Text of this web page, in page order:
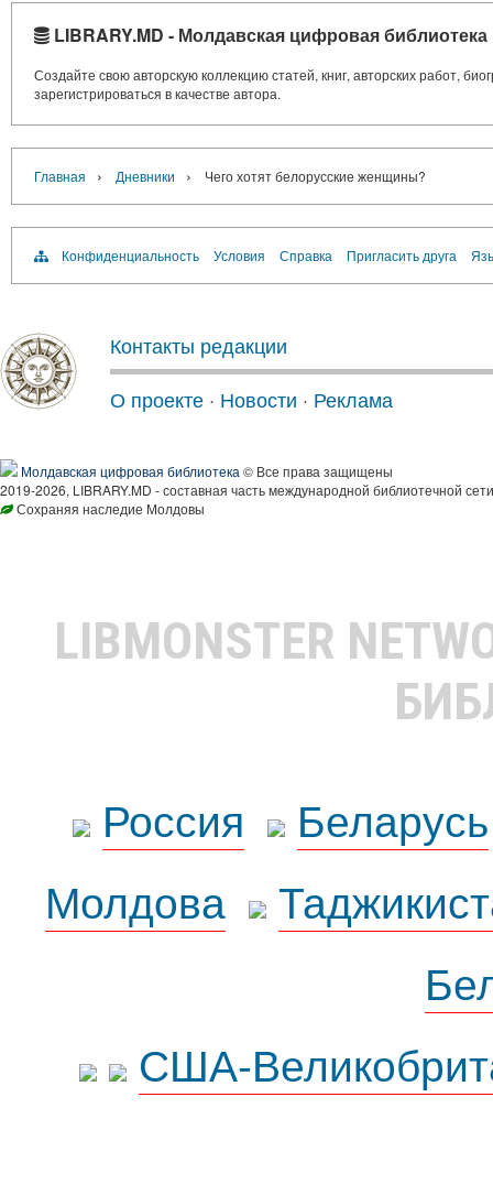
LIBRARY.MD - Молдавская цифровая библиотека
Создайте свою авторскую коллекцию статей, книг, авторских работ,
зарегистрироваться в качестве автора.
Главная › Дневники › Чего хотят белорусские женщины?
Конфиденциальность Условия Справка Пригласить друга
Контакты редакции
О проекте · Новости · Реклама
Молдавская цифровая библиотека © Все права защищены
2019-2026, LIBRARY.MD - составная часть международной библиотечной
Сохраняя наследие Молдовы
LIBMONSTER
Россия
Беларусь
Молдова
США-